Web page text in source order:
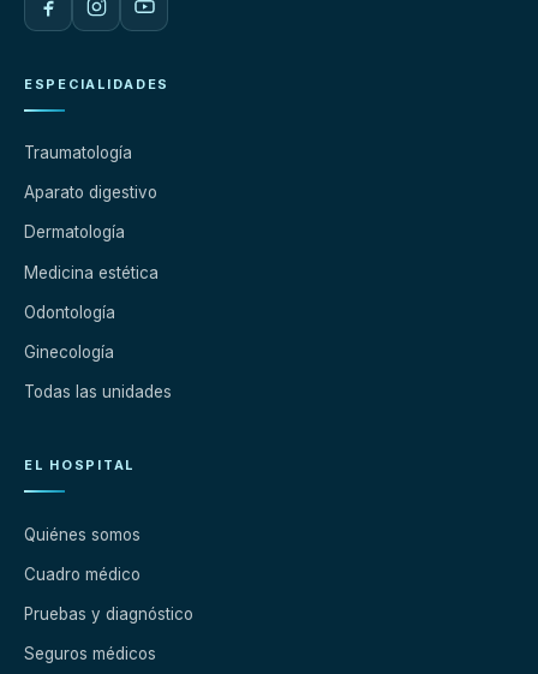
ESPECIALIDADES
Traumatología
Aparato digestivo
Dermatología
Medicina estética
Odontología
Ginecología
Todas las unidades
EL HOSPITAL
Quiénes somos
Cuadro médico
Pruebas y diagnóstico
Seguros médicos